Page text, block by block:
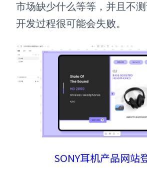
市场缺少什么等等，并且不
开发过程很可能会失败。
SONY耳机产品网站